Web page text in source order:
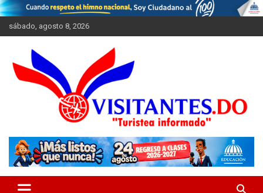
Saltar
al
contenido
sábado, agosto 8, 2026
Visitantes